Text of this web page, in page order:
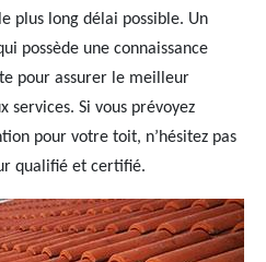
plus long délai possible. Un
possède une connaissance
pour assurer le meilleur
services. Si vous prévoyez
pour votre toit, n’hésitez pas
qualifié et certifié.